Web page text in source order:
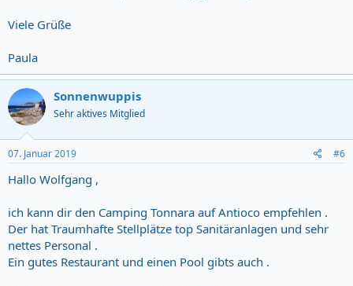
Viele Grüße
Paula
Sonnenwuppis
Sehr aktives Mitglied
07. Januar 2019 #6
Hallo Wolfgang ,
ich kann dir den Camping Tonnara auf Antioco empfehlen .
Der hat Traumhafte Stellplätze top Sanitäranlagen und sehr
nettes Personal .
Ein gutes Restaurant und einen Pool gibts auch .